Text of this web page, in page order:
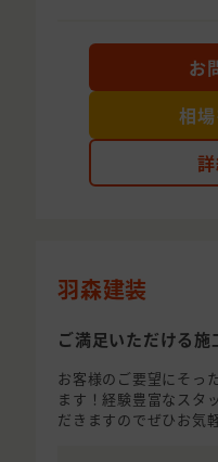
お
相
羽森建装
ご満足いただける施
お客様のご要望にそっ
ます！経験豊富なスタ
だきますのでぜひお気